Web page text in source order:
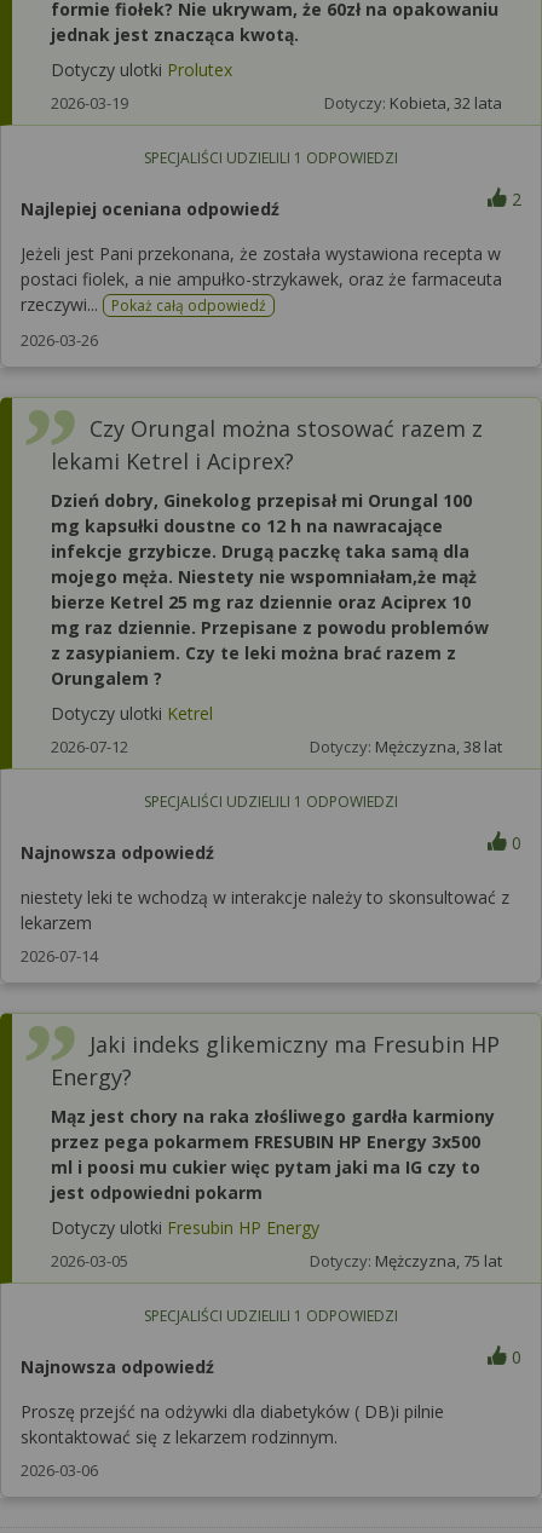
formie fiołek? Nie ukrywam, że 60zł na opakowaniu
jednak jest znacząca kwotą.
Dotyczy ulotki Prolutex
2026-03-19 Dotyczy: Kobieta, 32 lata
SPECJALIŚCI UDZIELILI 1 ODPOWIEDZI
Najlepiej oceniana odpowiedź 2
Jeżeli jest Pani przekonana, że została wystawiona recepta w
postaci fiolek, a nie ampułko-strzykawek, oraz że farmaceuta
rzeczywi...
Pokaż całą odpowiedź
2026-03-26
Czy Orungal można stosować razem z
lekami Ketrel i Aciprex?
Dzień dobry, Ginekolog przepisał mi Orungal 100
mg kapsułki doustne co 12 h na nawracające
infekcje grzybicze. Drugą paczkę taka samą dla
mojego męża. Niestety nie wspomniałam,że mąż
bierze Ketrel 25 mg raz dziennie oraz Aciprex 10
mg raz dziennie. Przepisane z powodu problemów
z zasypianiem. Czy te leki można brać razem z
Orungalem ?
Dotyczy ulotki Ketrel
2026-07-12 Dotyczy: Mężczyzna, 38 lat
SPECJALIŚCI UDZIELILI 1 ODPOWIEDZI
Najnowsza odpowiedź 0
niestety leki te wchodzą w interakcje należy to skonsultować z
lekarzem
2026-07-14
Jaki indeks glikemiczny ma Fresubin HP
Energy?
Mąz jest chory na raka złośliwego gardła karmiony
przez pega pokarmem FRESUBIN HP Energy 3x500
ml i poosi mu cukier więc pytam jaki ma IG czy to
jest odpowiedni pokarm
Dotyczy ulotki Fresubin HP Energy
2026-03-05 Dotyczy: Mężczyzna, 75 lat
SPECJALIŚCI UDZIELILI 1 ODPOWIEDZI
Najnowsza odpowiedź 0
Proszę przejść na odżywki dla diabetyków ( DB)i pilnie
skontaktować się z lekarzem rodzinnym.
2026-03-06